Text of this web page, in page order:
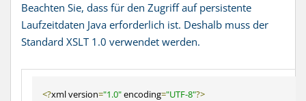
Beachten Sie, dass für den Zugriff auf persistente
Laufzeitdaten Java erforderlich ist. Deshalb muss der
Standard XSLT 1.0 verwendet werden.
<?xml version="1.0" encoding="UTF-8"?>